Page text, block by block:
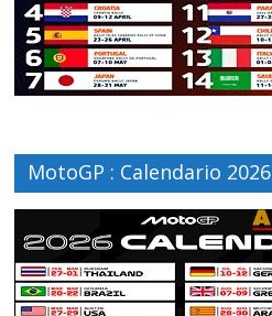
MotoGP : Calendario 2026